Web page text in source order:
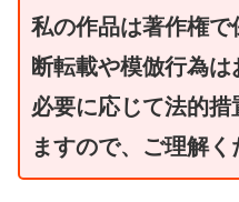
私の作品は著作権
断転載や模倣行為は
必要に応じて法的措
ますので、ご理解く